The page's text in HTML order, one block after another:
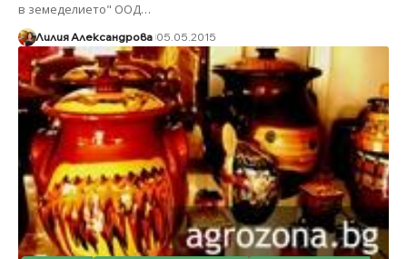
в земеделието" ООД…
Лилия Александрова 05.05.2015